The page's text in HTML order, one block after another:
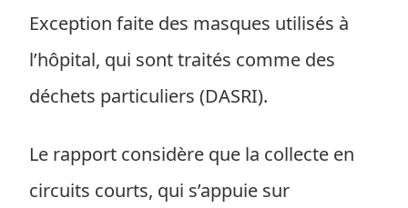
Exception faite des masques utilisés à
l’hôpital, qui sont traités comme des
déchets particuliers (DASRI).
Le rapport considère que la collecte en
circuits courts, qui s’appuie sur